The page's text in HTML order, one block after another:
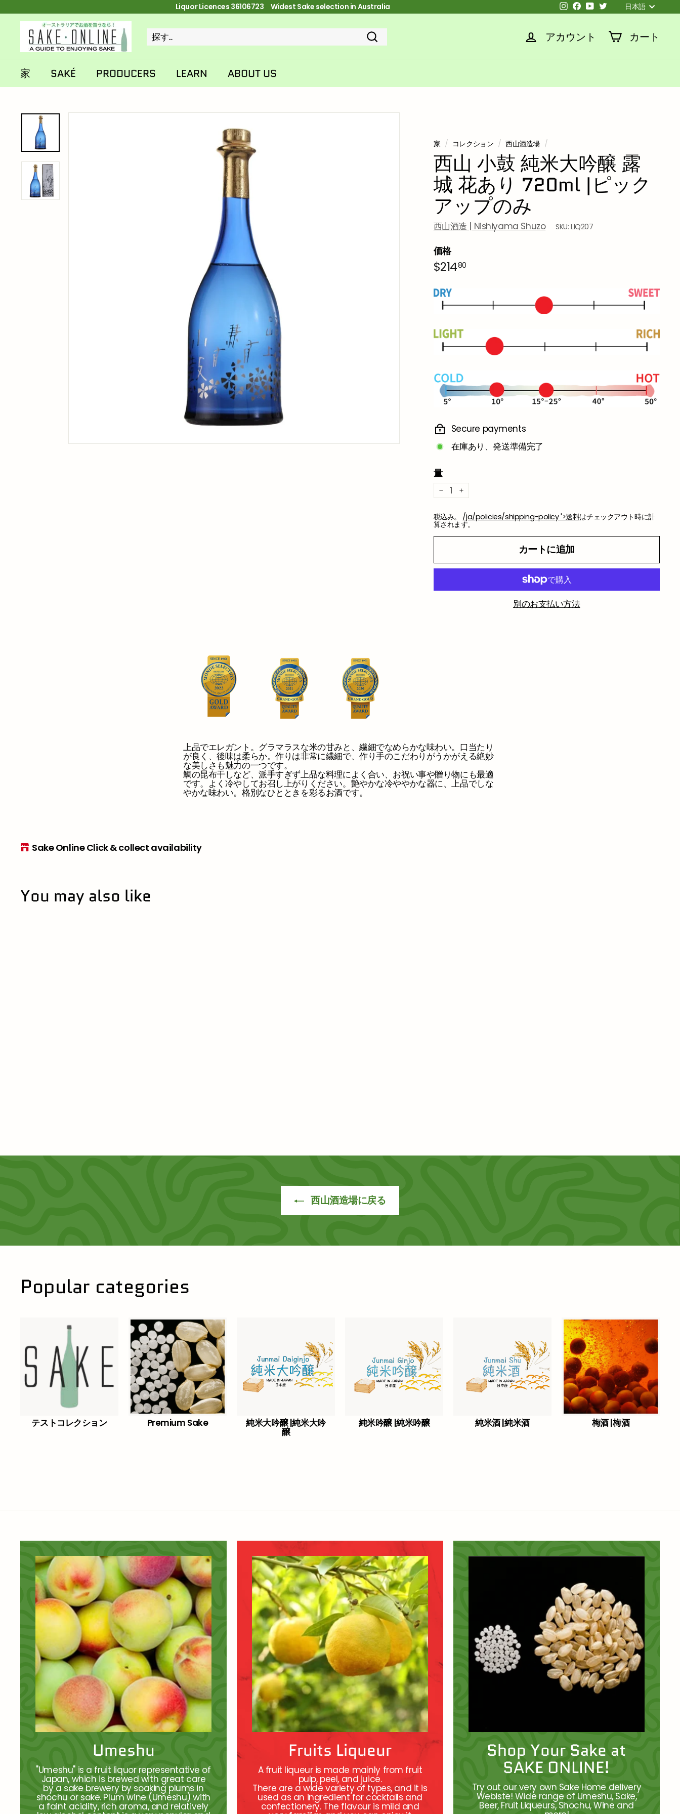
ン
ス
プ
ス
ラ
ド
ョ
一
止
Liquor Licences 36106723 FREE Shipping on orders over $100 Instagram
Facebook
YouTube
Twitter
言
語
日本語
S
k
e
o
n
i
探
す
近
い
探
す
アカウント カート
家 SAKÉ PRODUCERS LEARN ABOUT US
家 / コレクション / 西山酒造場 /
西山 小鼓 純米大吟醸 露
城 花あり 720ml |ピック
アップのみ
西山酒造 | Nishiyama Shuzo SKU:LIQ207
価格
通
常
格
$21480
Secure payments
在庫あり、発送準備完了
量
− +
税込み。 /ja/policies/shipping-policy '>送料はチェックアウト時に計
算されます。
カートに追加
別のお支払い方法
上品でエレガント。グラマラスな米の甘みと、繊細でなめらかな味わい。口当たり
が良く、後味は柔らか。作りは非常に繊細で、作り手のこだわりがうかがえる絶妙
な美しさも魅力の一つです。
鯛の昆布干しなど、派手すぎず上品な料理によく合い、お祝い事や贈り物にも最適
です。よく冷やしてお召し上がりください。艶やかな冷ややかな器に、上品でしな
やかな味わい。格別なひとときを彩るお酒です。
Sake Online Click & collect availability
You may also like
0
西山酒造場に戻る
Popular categories
テストコレクション Premium Sake 純米大吟醸 |純米大吟
醸
純米吟醸 |純米吟醸 純米酒 |純米酒 梅酒 |梅酒
Umeshu
"Umeshu" is a fruit liquor representative of
Japan, which is brewed with great care
by a sake brewery by soaking plums in
shochu or sake. Plum wine (Umeshu) with
a faint acidity, rich aroma, and relatively
Fruits Liqueur
A fruit liqueur is made mainly from fruit
pulp, peel, and juice.
There are a wide variety of types, and it is
used as an ingredient for cocktails and
confectionery. The flavour is mild and
Shop Your Sake at
SAKE ONLINE!
Try out our very own Sake Home delivery
Webiste! Wide range of Umeshu, Sake,
Beer, Fruit Liqueurs, Shochu, Wine and